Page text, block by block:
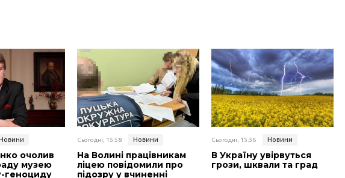
очолив
музею
геноциду
Сьогодні, 15:58 Новини
На Волині працівникам
ліцею повідомили про
підозру у вчиненні
Сьогодні, 15:36 Новини
В Україну увірвуться
грози, шквали та град